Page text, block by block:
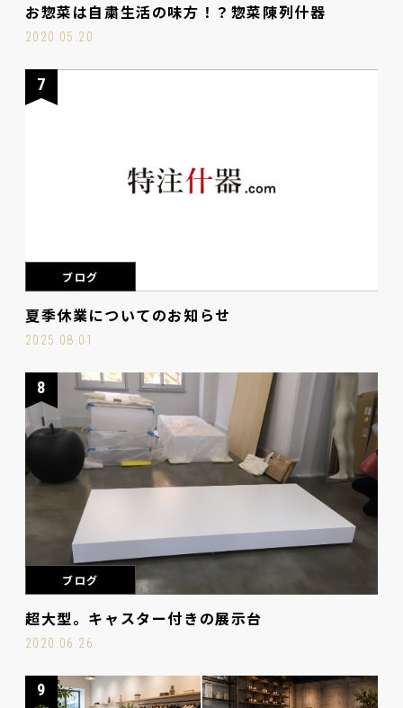
お惣菜は自粛生活の味方！？惣菜陳列什器
2020.05.20
7
ブログ
夏季休業についてのお知らせ
2025.08.01
8
ブログ
超大型。キャスター付きの展示台
2020.06.26
9